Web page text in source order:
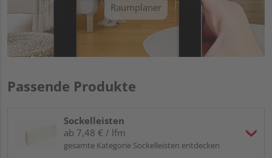
Raumplaner
Passende Produkte
Sockelleisten
ab 7,48 € / lfm
gesamte Kategorie Sockelleisten entdecken